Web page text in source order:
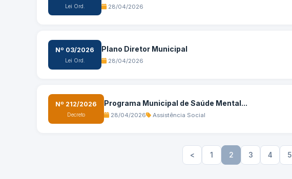
Lei Ord. 28/04/2026
Nº 03/2026
Lei Ord.
Plano Diretor Municipal
28/04/2026
Nº 212/2026
Decreto
Programa Municipal de Saúde Mental...
28/04/2026 Assistência Social
< 1 2 3 4 5